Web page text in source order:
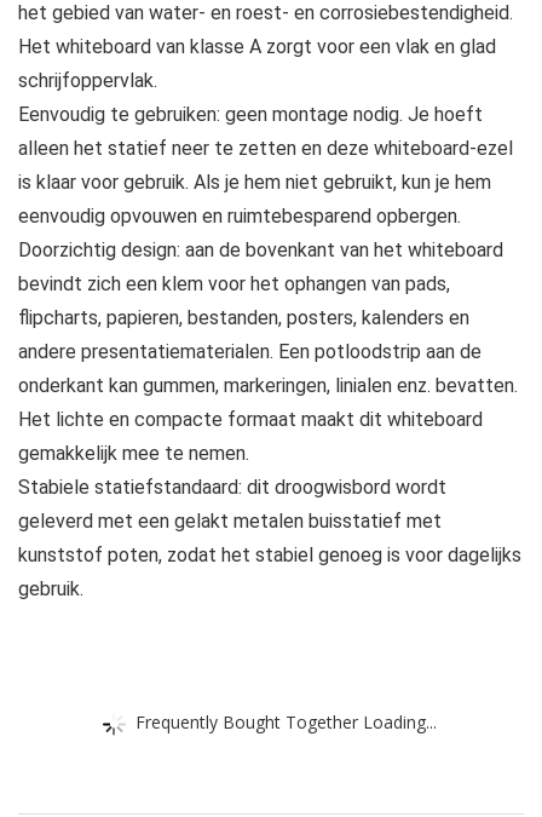
het gebied van water- en roest- en corrosiebestendigheid.
Het whiteboard van klasse A zorgt voor een vlak en glad
schrijfoppervlak.
Eenvoudig te gebruiken: geen montage nodig. Je hoeft
alleen het statief neer te zetten en deze whiteboard-ezel
is klaar voor gebruik. Als je hem niet gebruikt, kun je hem
eenvoudig opvouwen en ruimtebesparend opbergen.
Doorzichtig design: aan de bovenkant van het whiteboard
bevindt zich een klem voor het ophangen van pads,
flipcharts, papieren, bestanden, posters, kalenders en
andere presentatiematerialen. Een potloodstrip aan de
onderkant kan gummen, markeringen, linialen enz. bevatten.
Het lichte en compacte formaat maakt dit whiteboard
gemakkelijk mee te nemen.
Stabiele statiefstandaard: dit droogwisbord wordt
geleverd met een gelakt metalen buisstatief met
kunststof poten, zodat het stabiel genoeg is voor dagelijks
gebruik.
Frequently Bought Together Loading...